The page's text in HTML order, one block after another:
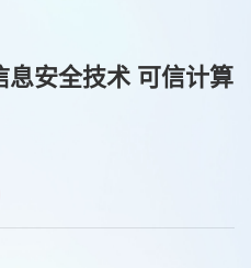
息安全技术 可信计算